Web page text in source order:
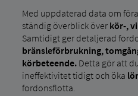
Med uppdaterad data om
ständig överblick över kör-,
Samtidigt ger detaljerad
bränsleförbrukning,
körbeteende.Detta gör att
ineffektivitet tidigt och öka
fordonsflotta.